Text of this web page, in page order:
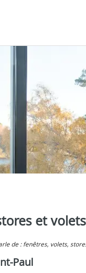
et
de : fenêtres, volets,
Paul